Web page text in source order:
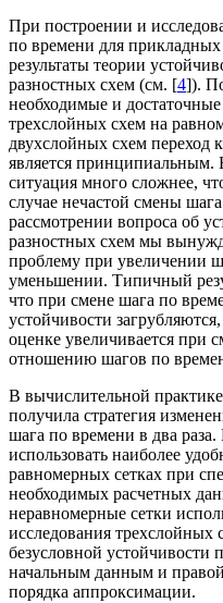
При построении и
по времени для
результаты теории
разностных схем (см. [4]).
необходимые и
трехслойных схем на
двухслойных схем переход
является принципиальным.
ситуация много сложнее,
случае нечастой смены
рассмотрении вопроса об
разностных схем мы
проблему при увеличении
уменьшении. Типичный
что при смене шага по
устойчивости
оценке увеличивается при
отношению шагов по
В вычислительной
получила стратегия
шага по времени в два
использовать наиболее
равномерных сетках при
необходимых расчетных
неравномерные сетки
исследования
безусловной
начальным данным и
порядка аппроксимации.